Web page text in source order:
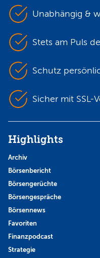
Unabhängig &
Stets am Puls
Schutz
Sicher mit SSL-
Highlights
Archiv
Börsenbericht
Börsengerüchte
Börsengespräche
Börsennews
Favoriten
Finanzpodcast
Strategie